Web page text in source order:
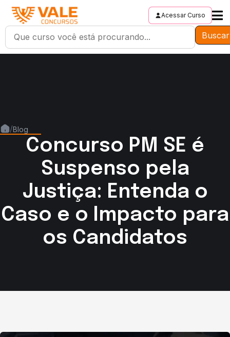
Acessar Curso
Buscar
/Blog
Concurso PM SE é
Suspenso pela
Justiça: Entenda o
Caso e o Impacto para
os Candidatos